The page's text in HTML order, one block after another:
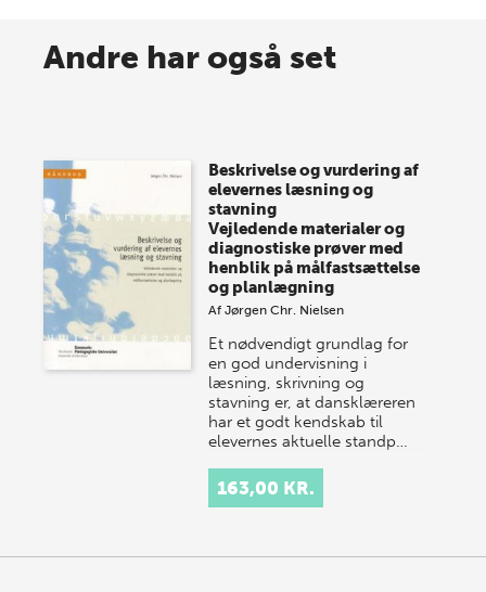
Spar op til 70% til sommer-
onsdag den 10. j…
Andre har også set
Beskrivelse og vurdering af
elevernes læsning og
stavning
Vejledende materialer og
diagnostiske prøver med
henblik på målfastsættelse
og planlægning
AfJørgen Chr. Nielsen
Et nødvendigt grundlag for
en god undervisning i
læsning, skrivning og
stavning er, at dansklæreren
har et godt kendskab til
elevernes aktuelle standp…
163,00 KR.